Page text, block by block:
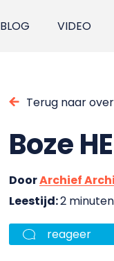
BLOG VIDEO
Terug naar
Boze
DoorArchief
Leestijd:2 minuten
reageer